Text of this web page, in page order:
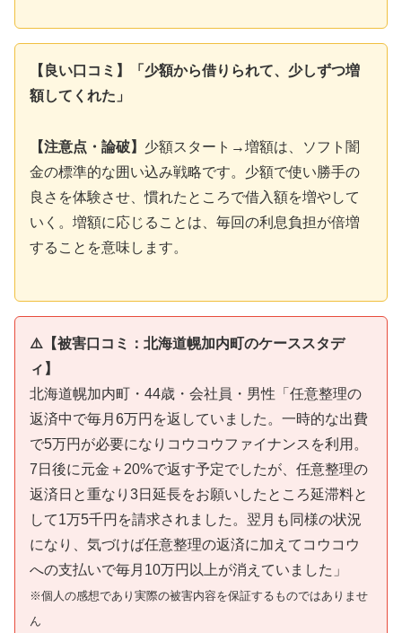
【良い口コミ】「少額から借りられて、少しずつ増
額してくれた」
【注意点・論破】 少額スタート→増額は、ソフト闇
金の標準的な囲い込み戦略です。少額で使い勝手の
良さを体験させ、慣れたところで借入額を増やして
いく。増額に応じることは、毎回の利息負担が倍増
することを意味します。
⚠️【被害口コミ：北海道幌加内町のケーススタデ
ィ】
北海道幌加内町・44歳・会社員・男性「任意整理の
返済中で毎月6万円を返していました。一時的な出費
で5万円が必要になりコウコウファイナンスを利用。
7日後に元金＋20%で返す予定でしたが、任意整理の
返済日と重なり3日延長をお願いしたところ延滞料と
して1万5千円を請求されました。翌月も同様の状況
になり、気づけば任意整理の返済に加えてコウコウ
への支払いで毎月10万円以上が消えていました」
※個人の感想であり実際の被害内容を保証するものではありませ
ん